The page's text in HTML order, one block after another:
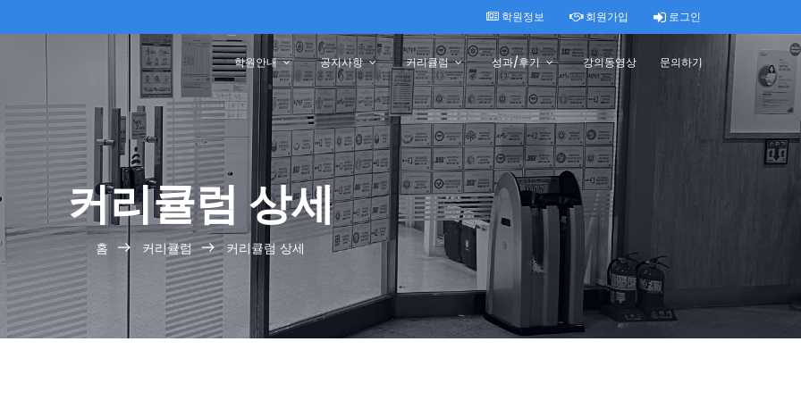
학원정보 회원가입 로그인
학원안내 공지사항 커리큘럼 성과/후기 강의동영상 문의하기
커리큘럼 상세
홈 커리큘럼 커리큘럼 상세